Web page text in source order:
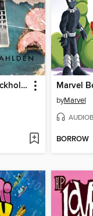
Bomber över Stockholm
byMarvel
BORROW